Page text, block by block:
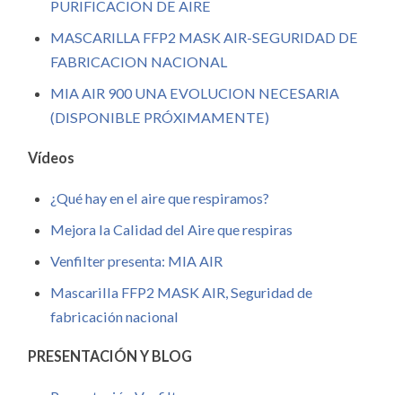
PURIFICACION DE AIRE
MASCARILLA FFP2 MASK AIR-SEGURIDAD DE
FABRICACION NACIONAL
MIA AIR 900 UNA EVOLUCION NECESARIA
(DISPONIBLE PRÓXIMAMENTE)
Vídeos
¿Qué hay en el aire que respiramos?
Mejora la Calidad del Aire que respiras
Venfilter presenta: MIA AIR
Mascarilla FFP2 MASK AIR, Seguridad de
fabricación nacional
PRESENTACIÓN Y BLOG